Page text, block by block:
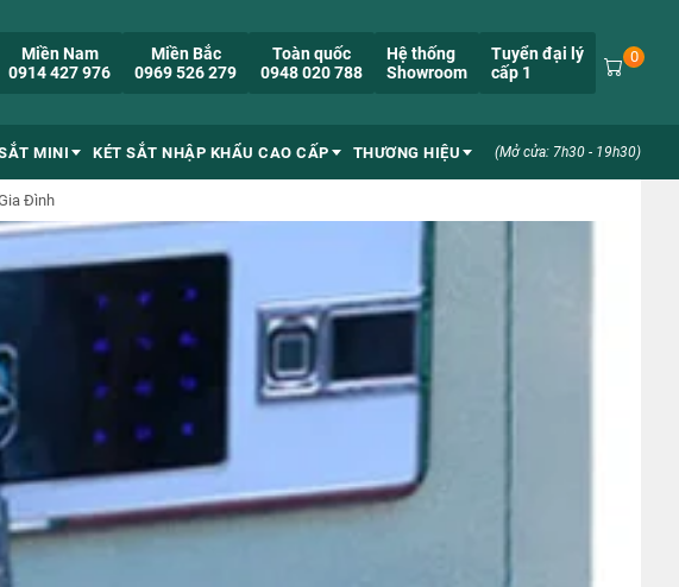
Miền Nam
0914 427 976
Miền Bắc
0969 526 279
Toàn quốc
0948 020 788
Hệ thống
Showroom
Tuyển đại lý
cấp 1
0
MINI KÉT SẮT NHẬP KHẨU CAO CẤP THƯƠNG HIỆU (Mở cửa: 7h30 - 19h30)
Đình